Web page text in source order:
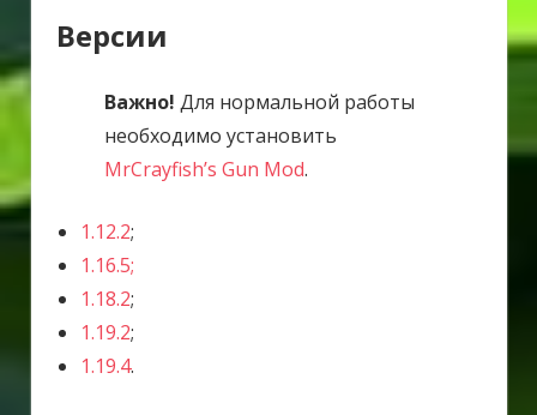
Версии
Важно! Для нормальной работы
необходимо установить
MrCrayfish’s Gun Mod.
1.12.2;
1.16.5;
1.18.2;
1.19.2;
1.19.4.